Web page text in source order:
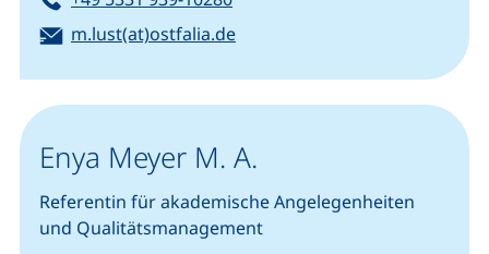
E-Mail:
m.lust(at)ostfalia.de(öffnet Ihr E-Mail-Programm)
Enya Meyer M. A.
Referentin für akademische Angelegenheiten
und Qualitätsmanagement